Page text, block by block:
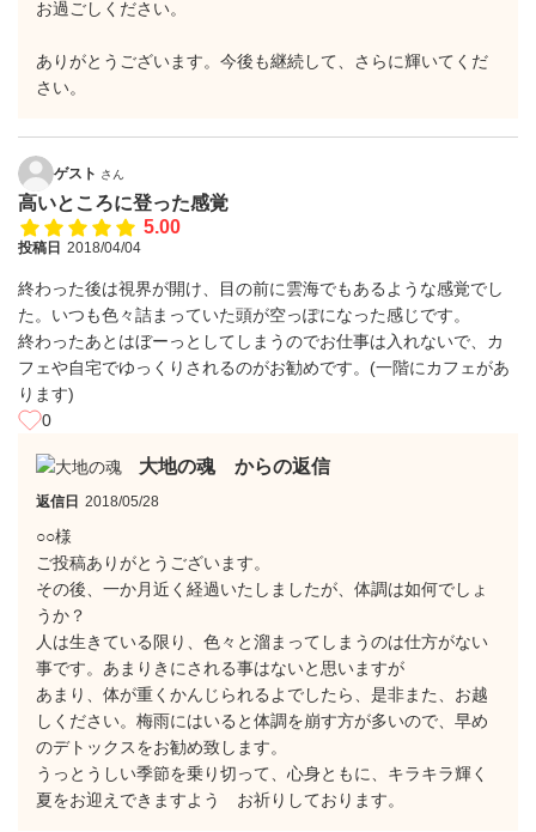
お過ごしください。
ありがとうございます。今後も継続して、さらに輝いてくだ
さい。
ゲスト さん
高いところに登った感覚
5.00
投稿日 2018/04/04
終わった後は視界が開け、目の前に雲海でもあるような感覚でし
た。いつも色々詰まっていた頭が空っぽになった感じです。
終わったあとはぼーっとしてしまうのでお仕事は入れないで、カ
フェや自宅でゆっくりされるのがお勧めです。(一階にカフェがあ
ります)
0
大地の魂 からの返信
返信日 2018/05/28
○○様
ご投稿ありがとうございます。
その後、一か月近く経過いたしましたが、体調は如何でしょ
うか？
人は生きている限り、色々と溜まってしまうのは仕方がない
事です。あまりきにされる事はないと思いますが
あまり、体が重くかんじられるよでしたら、是非また、お越
しください。梅雨にはいると体調を崩す方が多いので、早め
のデトックスをお勧め致します。
うっとうしい季節を乗り切って、心身ともに、キラキラ輝く
夏をお迎えできますよう お祈りしております。